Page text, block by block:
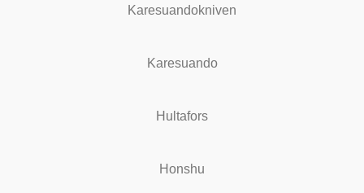
Karesuandokniven
Karesuando
Hultafors
Honshu